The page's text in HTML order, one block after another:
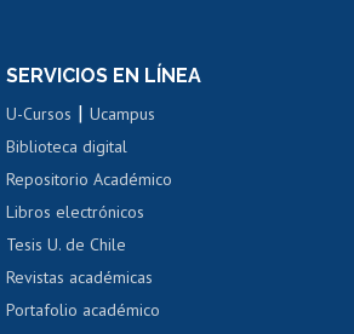
Movilidad Estudiantil
Cursos de español
SERVICIOS EN LÍNEA
U-Cursos |Ucampus
Biblioteca digital
Repositorio Académico
Libros electrónicos
Tesis U. de Chile
Revistas académicas
Portafolio académico